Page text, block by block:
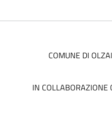
COMUNE DI OLZAI
IN COLLABORAZIONE